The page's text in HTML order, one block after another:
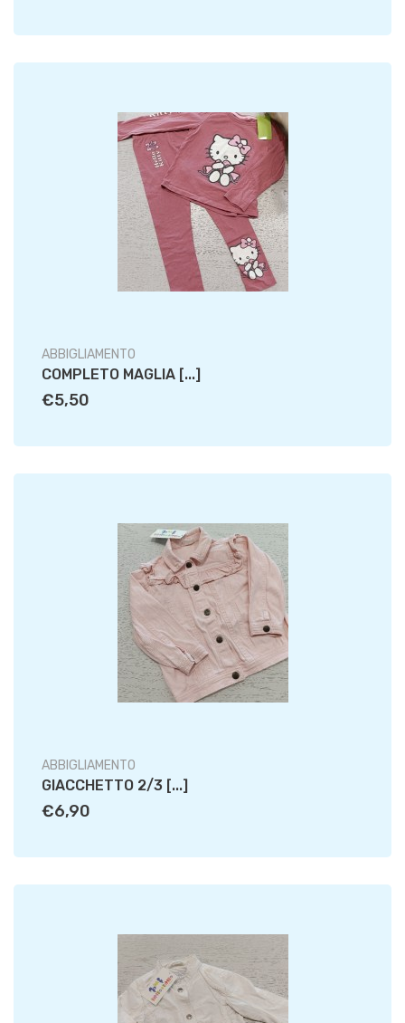
ABBIGLIAMENTO
COMPLETO MAGLIA [...]
€5,50
ABBIGLIAMENTO
GIACCHETTO 2/3 [...]
€6,90